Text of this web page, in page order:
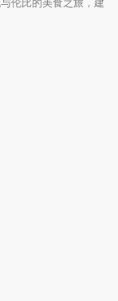
伦比的美食之旅，建